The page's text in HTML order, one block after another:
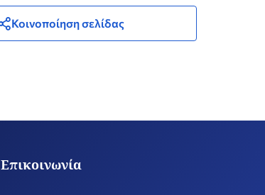
Κοινοποίηση σελίδας
Επικοινωνία